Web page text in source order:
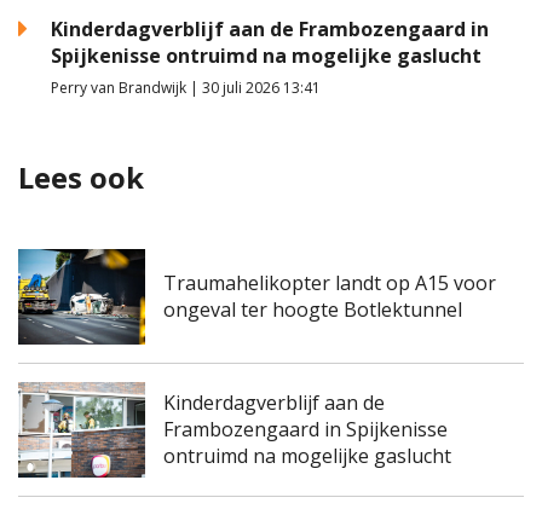
Kinderdagverblijf aan de Frambozengaard in
Spijkenisse ontruimd na mogelijke gaslucht
Perry van Brandwijk | 30 juli 2026 13:41
Lees ook
Traumahelikopter landt op A15 voor
ongeval ter hoogte Botlektunnel
Kinderdagverblijf aan de
Frambozengaard in Spijkenisse
ontruimd na mogelijke gaslucht